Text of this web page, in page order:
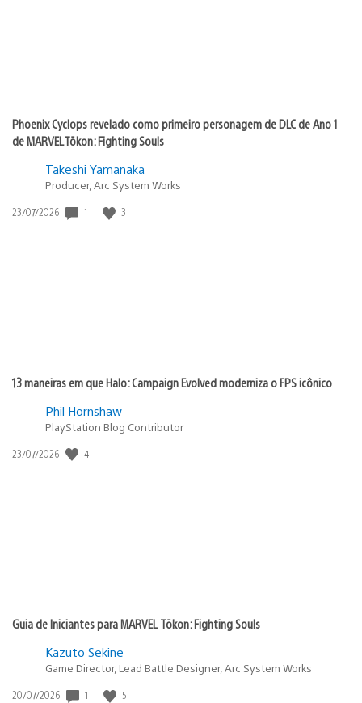
Phoenix Cyclops revelado como primeiro personagem de DLC de Ano 1
de MARVEL Tōkon: Fighting Souls
Takeshi Yamanaka
Producer, Arc System Works
Data
23/07/2026 1 3
13 maneiras em que Halo: Campaign Evolved moderniza o FPS icônico
Phil Hornshaw
PlayStation Blog Contributor
Data
23/07/2026 4
Guia de Iniciantes para MARVEL Tōkon: Fighting Souls
Kazuto Sekine
Game Director, Lead Battle Designer, Arc System Works
Data
20/07/2026 1 5